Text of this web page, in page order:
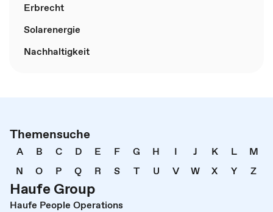
Erbrecht
Solarenergie
Nachhaltigkeit
Themensuche
A B C D E F G H I J K L
M
N
O P Q R S T U V W X Y Z
Haufe Group
Haufe People Operations